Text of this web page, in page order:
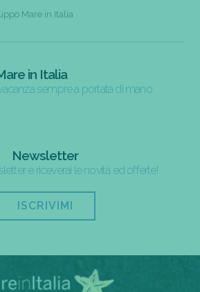
Mare in Italia
in Italia
sempre a portata di mano
Newsletter
e riceverai le novità ed offerte!
ISCRIVIMI